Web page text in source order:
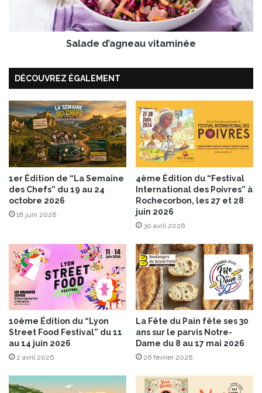
e
0
1
7
,
t
o
u
s
a
u
p
g
v
e
c
d
'
a
u
e
v
i
t
a
m
i
n
é
e
Salade d’agneau vitaminée
DÉCOUVREZ ÉGALEMENT
1er Édition de “La Semaine
des Chefs” du 19 au 24
octobre 2026
18 juin 2026
4ème Édition du “Festival
International des Poivres” à
Rochecorbon, les 27 et 28
juin 2026
30 avril 2026
10ème Édition du “Lyon
Street Food Festival” du 11
au 14 juin 2026
2 avril 2026
La Fête du Pain fête ses 30
ans sur le parvis Notre-
Dame du 8 au 17 mai 2026
26 février 2026